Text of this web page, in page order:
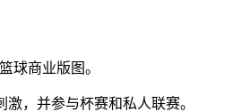
球商业版图。
，并参与杯赛和私人联赛。